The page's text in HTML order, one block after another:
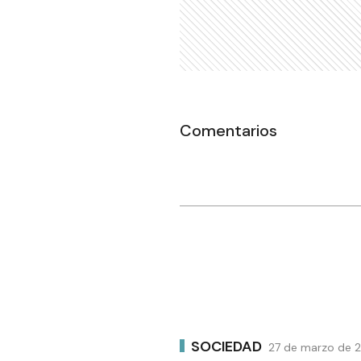
Comentarios
SOCIEDAD 27 de marzo de